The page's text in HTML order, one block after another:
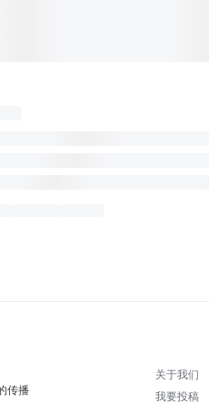
传播
关于我们
我要投稿